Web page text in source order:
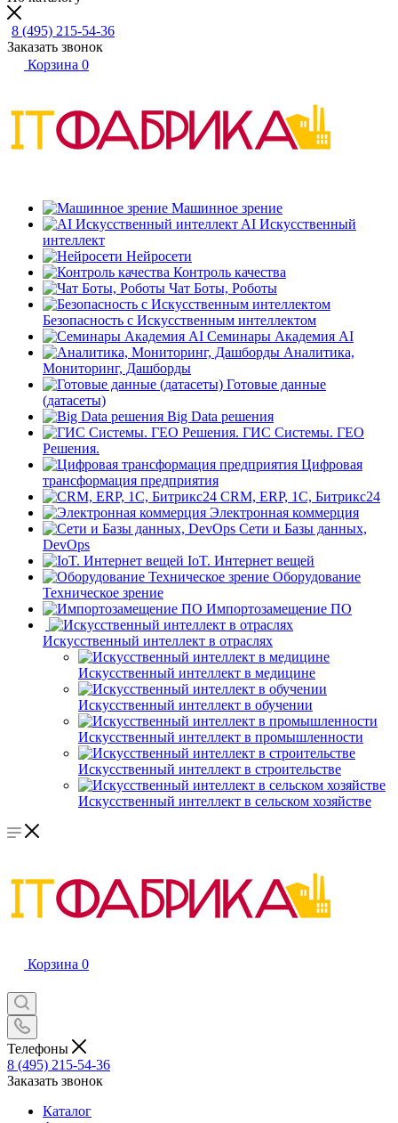
8 (495) 215-54-36
Заказать звонок
Корзина 0
Машинное зрение
AI Искусственный
интеллект
Нейросети
Контроль качества
Чат Боты, Роботы
Безопасность с Искусственным интеллектом
Семинары Академия AI
Аналитика,
Мониторинг, Дашборды
Готовые данные
(датасеты)
Big Data решения
ГИС Системы. ГЕО
Решения.
Цифровая
трансформация предприятия
CRM, ERP, 1C, Битрикс24
Электронная коммерция
Сети и Базы данных,
DevOps
IoT. Интернет вещей
Оборудование
Техническое зрение
Импортозамещение ПО
Искусственный интеллект в отраслях
Искусственный интеллект в медицине
Искусственный интеллект в обучении
Искусственный интеллект в промышленности
Искусственный интеллект в строительстве
Искусственный интеллект в сельском хозяйстве
Корзина 0
Телефоны
8 (495) 215-54-36
Заказать звонок
Каталог